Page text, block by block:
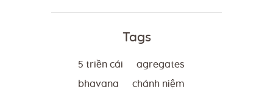
Tags
5 triền cái agregates
bhavana chánh niệm